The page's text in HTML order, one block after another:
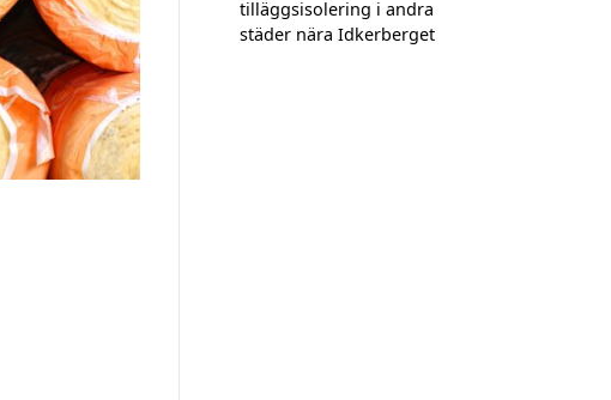
tilläggsisolering i andra
städer nära Idkerberget